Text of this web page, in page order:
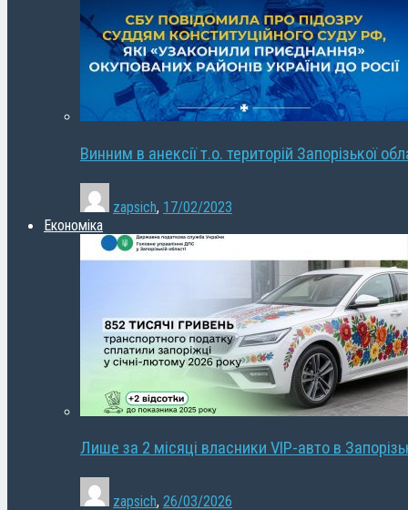
Винним в анексії т.о. територій Запорізької
zapsich, 17/02/2023
Економіка
Лише за 2 місяці власники VIP-авто в
zapsich, 26/03/2026